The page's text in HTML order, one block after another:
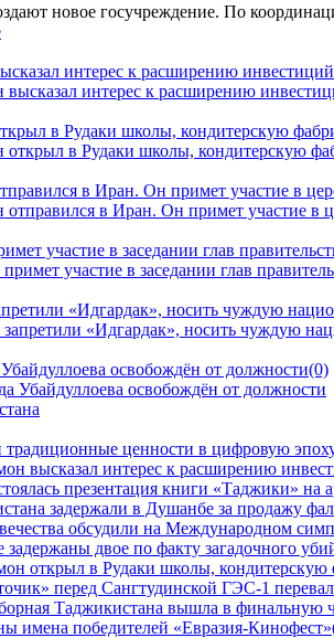
новое госучреждение. По
интерес к расширению
в Рудаки школы, кондитерскую
в Иран. Он примет участие в
участие в заседании глав
«Идгардак», носить чуждую
освобождён от должности(0)
традиционные ценности в цифровую
высказал интерес к расширению
презентация книги «Таджики» на
задержали в Душанбе за продажу
обсудили на Международном
двое по факту загадочного
открыл в Рудаки школы, кондитерскую
перед Сангтудинской ГЭС-1
Таджикистана вышла в финальную
имена победителей «Евразия-Кинофест»